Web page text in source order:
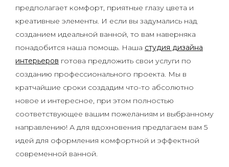
предполагает комфорт, приятные глазу цвета и
креативные элементы. И если вы задумались над
созданием идеальной ванной, то вам наверняка
понадобится наша помощь. Наша студия дизайна
интерьеров готова предложить свои услуги по
созданию профессионального проекта. Мы в
кратчайшие сроки создадим что-то абсолютно
новое и интересное, при этом полностью
соответствующее вашим пожеланиям и выбранному
направлению! А для вдохновения предлагаем вам 5
идей для оформления комфортной и эффектной
современной ванной.